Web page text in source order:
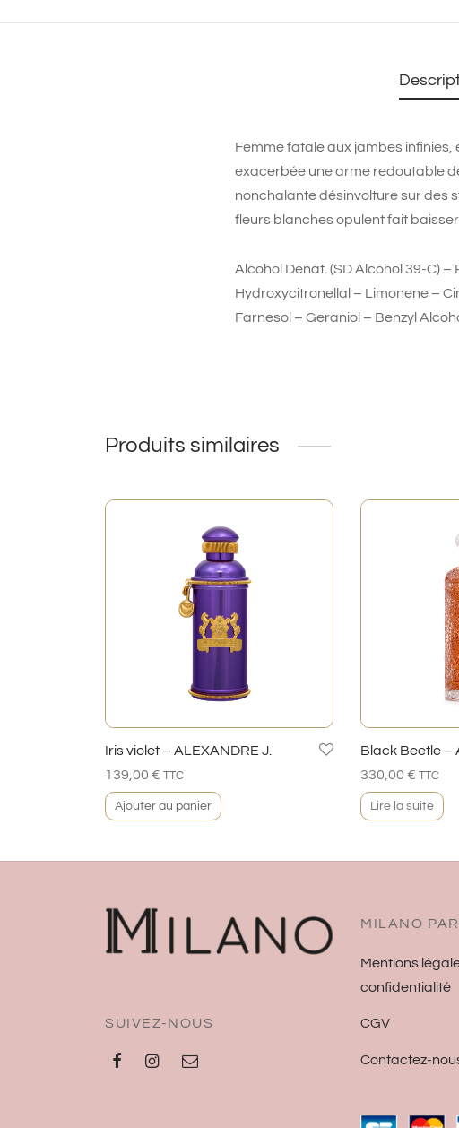
Femme fatale aux jambes
exacerbée une arme redoutable
nonchalante désinvolture sur des
fleurs blanches opulent fait
Alcohol Denat. (SD Alcohol 39-C)
Hydroxycitronellal – Limonene –
Farnesol – Geraniol – Benzyl
Produits similaires
Iris violet – ALEXANDRE J.
139,00 € TTC
Ajouter au panier
Black Beetle –
330,00 € TTC
Lire la suite
SUIVEZ-NOUS
MILANO
Mentions
confidentialité
CGV
Contactez-